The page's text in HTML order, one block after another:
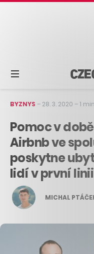
BYZNYS – 28. 3. 2020 –1
Pomoc v
Airbnb ve
poskytne
lidí v první linii
MICHAL